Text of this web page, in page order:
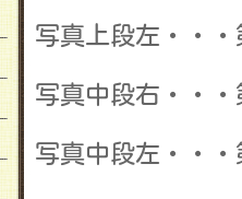
写真上段左・・
写真中段右・・
写真中段左・・